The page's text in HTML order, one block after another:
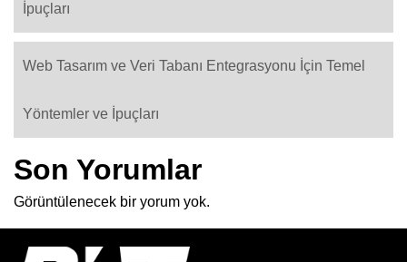
İpuçları
Web Tasarım ve Veri Tabanı Entegrasyonu İçin Temel
Yöntemler ve İpuçları
Son Yorumlar
Görüntülenecek bir yorum yok.